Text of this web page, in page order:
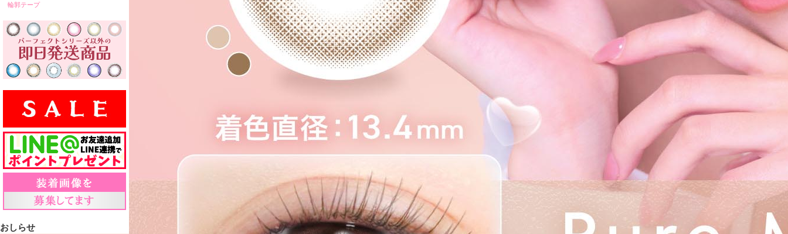
輪郭テープ
おしらせ